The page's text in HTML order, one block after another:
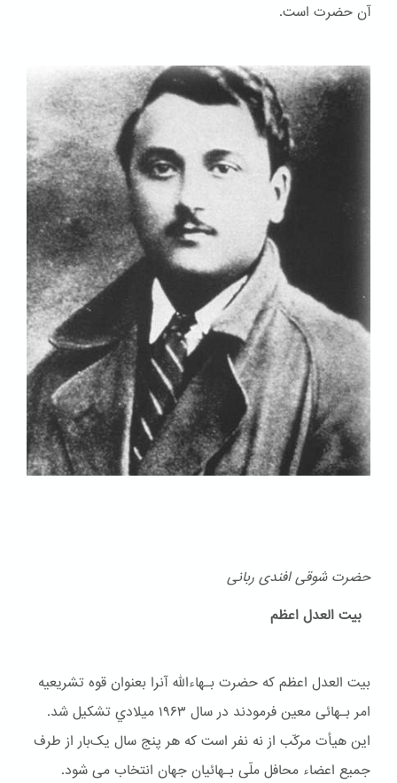
آن حضرت است.
حضرت شوقی افندی ربانی
بیت العدل اعظم
بیت العدل اعظم که حضرت بـهاءالله آنرا بعنوان قوه تشریعیه
امر بـهائی معین فرمودند در سال ۱۹۶۳ ميلادي تشکیل شد.
این هیأت مرکّب از نه نفر است که هر پنج سال یک‌بار از طرف
جمیع اعضاء محافل ملّی بـهائیان جهان انتخاب می شود.